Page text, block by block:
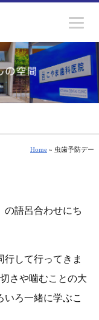
Home » 虫歯予防デー
の語呂合わせにち
して行ってきま
さや噛むことの大
ろ一緒に学ぶこ